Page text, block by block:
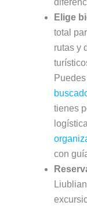
Elige
total
rutas y
tienes
con